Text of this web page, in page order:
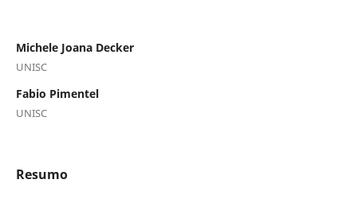
Michele Joana Decker
UNISC
Fabio Pimentel
UNISC
Resumo